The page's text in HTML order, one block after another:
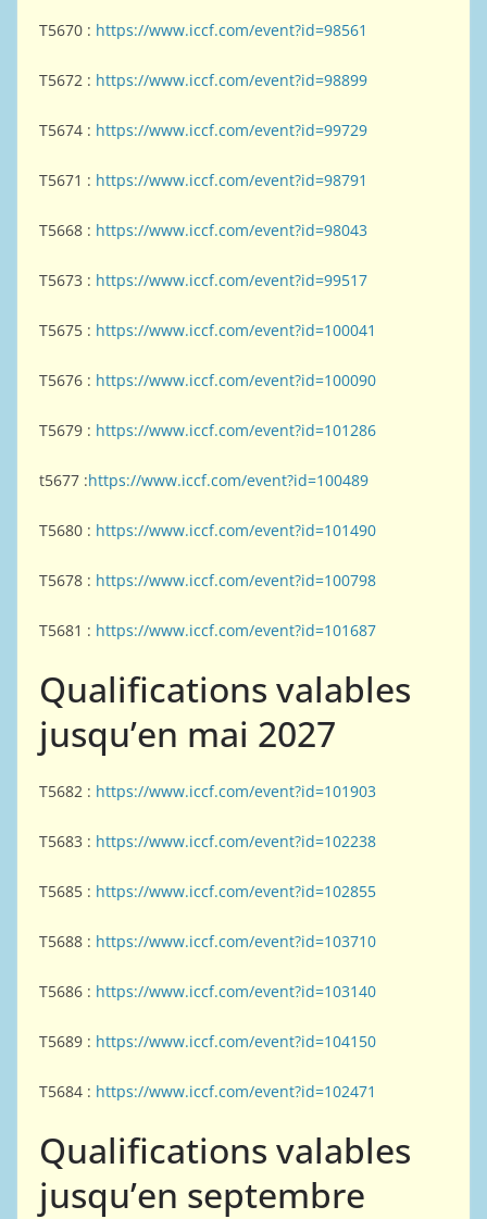
T5670 : https://www.iccf.com/event?id=98561
T5672 : https://www.iccf.com/event?id=98899
T5674 : https://www.iccf.com/event?id=99729
T5671 : https://www.iccf.com/event?id=98791
T5668 : https://www.iccf.com/event?id=98043
T5673 : https://www.iccf.com/event?id=99517
T5675 : https://www.iccf.com/event?id=100041
T5676 : https://www.iccf.com/event?id=100090
T5679 : https://www.iccf.com/event?id=101286
t5677 :https://www.iccf.com/event?id=100489
T5680 : https://www.iccf.com/event?id=101490
T5678 : https://www.iccf.com/event?id=100798
T5681 : https://www.iccf.com/event?id=101687
Qualifications valables
jusqu’en mai 2027
T5682 : https://www.iccf.com/event?id=101903
T5683 : https://www.iccf.com/event?id=102238
T5685 : https://www.iccf.com/event?id=102855
T5688 : https://www.iccf.com/event?id=103710
T5686 : https://www.iccf.com/event?id=103140
T5689 : https://www.iccf.com/event?id=104150
T5684 : https://www.iccf.com/event?id=102471
Qualifications valables
jusqu’en septembre